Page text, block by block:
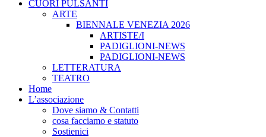
CUORI PULSANTI
ARTE
BIENNALE VENEZIA 2026
ARTISTE/I
PADIGLIONI-NEWS
PADIGLIONI-NEWS
LETTERATURA
TEATRO
Home
L’associazione
Dove siamo & Contatti
cosa facciamo e statuto
Sostienici